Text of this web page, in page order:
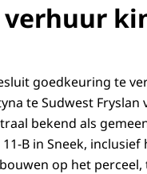
verhuur
goedkeuring te
te Sudwest
bekend als
B in Sneek,
op het